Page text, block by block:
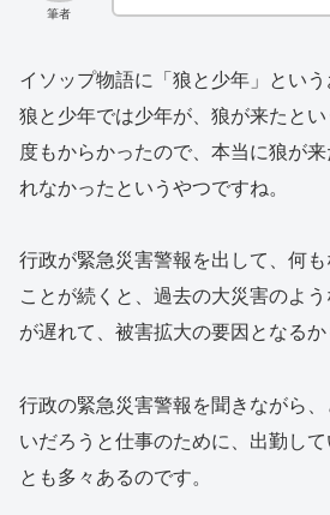
筆者
イソップ物語に「狼と少年」という
狼と少年では少年が、狼が来たと
度もからかったので、本当に狼が
れなかったというやつですね。
行政が緊急災害警報を出して、何
ことが続くと、過去の大災害のよ
が遅れて、被害拡大の要因となるか
行政の緊急災害警報を聞きながら
いだろうと仕事のために、出勤し
とも多々あるのです。